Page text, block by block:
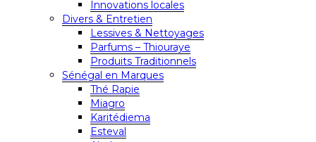
Innovations locales
Divers & Entretien
Lessives & Nettoyages
Parfums – Thiouraye
Produits Traditionnels
Sénégal en Marques
Thé Rapie
Miagro
Karitédiema
Esteval